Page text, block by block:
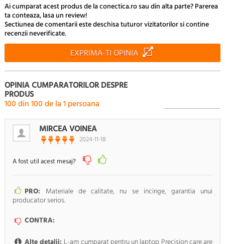
Ai cumparat acest produs de la conectica.ro sau din alta parte? Parerea
ta conteaza, lasa un review!
Sectiunea de comentarii este deschisa tuturor vizitatorilor si contine
recenzii neverificate.
EXPRIMA-TI OPINIA
OPINIA CUMPARATORILOR DESPRE
PRODUS
100din100de la1persoana
MIRCEA VOINEA
2024-11-18
A fost util acest mesaj?
PRO: Materiale de calitate, nu se incinge, garantia unui
producator serios.
CONTRA: